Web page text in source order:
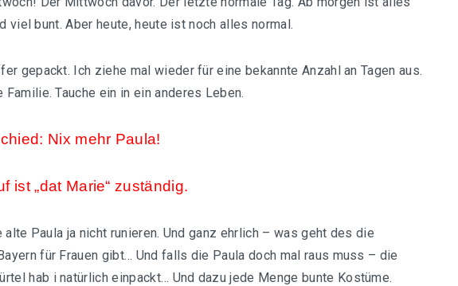
viel bunt. Aber heute, heute ist noch alles normal.
gepackt. Ich ziehe mal wieder für eine bekannte Anzahl an Tagen aus.
Tauche ein in ein anderes Leben.
Nix mehr Paula!
ist „dat Marie“ zuständig.
Paula ja nicht runieren. Und ganz ehrlich – was geht des die
für Frauen gibt… Und falls die Paula doch mal raus muss – die
hab i natürlich einpackt… Und dazu jede Menge bunte Kostüme.